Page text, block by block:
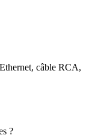
câble RCA,
?